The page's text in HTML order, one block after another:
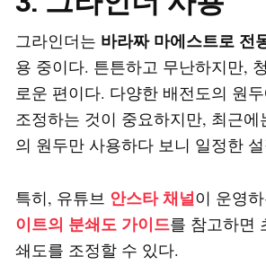
그라인더는 바라짜 마에스트로 전
용 중이다. 튼튼하고 무난하지만,
로운 편이다. 다양한 배전도의 원
조정하는 것이 중요하지만, 최근에
의 원두만 사용하다 보니 일정한
특히, 유튜브 안스타 채널이 운영
이트의 분쇄도 가이드를 참고하면
쇄도를 조정할 수 있다.